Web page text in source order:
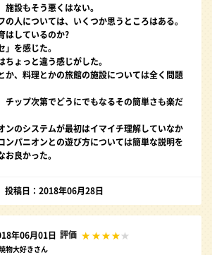
設もそう悪くはない。
の人については、いくつか思うところはある。
はしているのか?
を感じた。
ょっと違う感じがした。
か、料理とかの旅館の施設については全く問題
チップ次第でどうにでもなるその簡単さも楽だ
ンのシステムが最初はイマイチ理解していなか
ンパニオンとの遊び方については簡単な説明を
お良かった。
投稿日：2018年06月28日
年06月01日 評価
物大好きさん